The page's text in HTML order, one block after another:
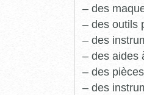
– des
– des outils
– des
– des aides
– des
– des